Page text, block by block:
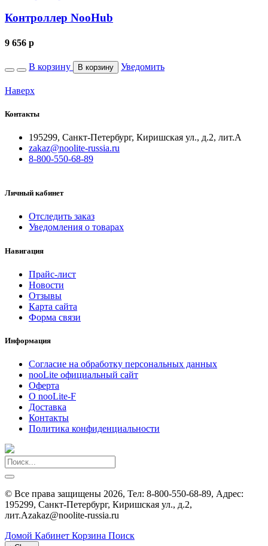
Контроллер NooHub
9 656 p
В корзину В корзину Уведомить
Наверх
Контакты
195299, Санкт-Петербург, Киришская ул., д.2, лит.А
zakaz@noolite-russia.ru
8-800-550-68-89
Личный кабинет
Отследить заказ
Уведомления о товарах
Навигация
Прайс-лист
Новости
Отзывы
Карта сайта
Форма связи
Информация
Согласие на обработку персональных данных
nooLite официальный сайт
Оферта
О nooLite-F
Доставка
Контакты
Политика конфиденциальности
© Все права защищены 2026, Тел: 8-800-550-68-89, Адрес:
195299, Санкт-Петербург, Киришская ул., д.2,
лит.Аzakaz@noolite-russia.ru
Домой Кабинет Корзина Поиск